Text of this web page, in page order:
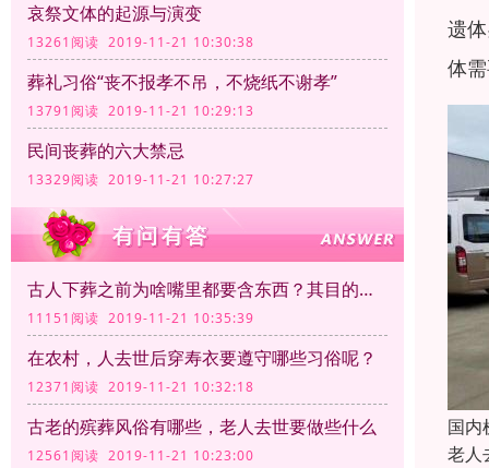
哀祭文体的起源与演变
13261阅读 2019-11-21 10:30:38
葬礼习俗“丧不报孝不吊，不烧纸不谢孝”
13791阅读 2019-11-21 10:29:13
民间丧葬的六大禁忌
13329阅读 2019-11-21 10:27:27
古人下葬之前为啥嘴里都要含东西？其目的是什么？
11151阅读 2019-11-21 10:35:39
在农村，人去世后穿寿衣要遵守哪些习俗呢？
12371阅读 2019-11-21 10:32:18
古老的殡葬风俗有哪些，老人去世要做些什么
12561阅读 2019-11-21 10:23:00
遗
体
国内
老人